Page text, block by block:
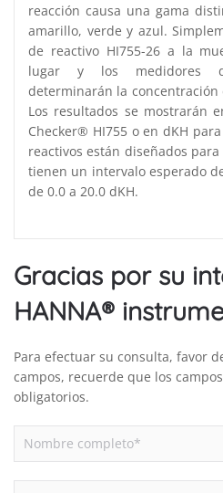
reacción causa una gama
amarillo, verde y azul.
de reactivo HI755-26 a la
lugar y los medidores
determinarán la
Los resultados se mostrarán
Checker® HI755 o en dKH
reactivos están diseñados
tienen un intervalo esperado
de 0.0 a 20.0 dKH.
Gracias por su
HANNA®
Para efectuar su consulta, favor
campos, recuerde que los
obligatorios.